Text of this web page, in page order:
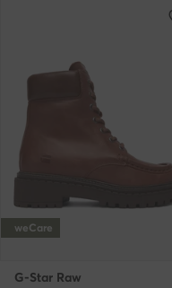
weCare
G-Star Raw